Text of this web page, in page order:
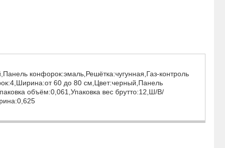
конфорок:эмаль,Решётка:чугунная,Газ-контроль
60 до 80 см,Цвет:черный,Панель
объём:0,061,Упаковка вес брутто:12,Ш/В/